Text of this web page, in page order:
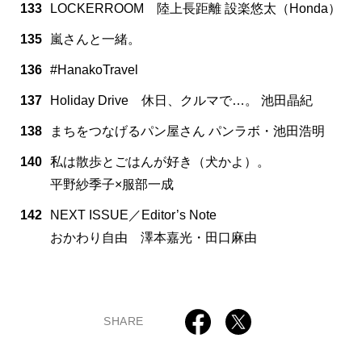
133 LOCKERROOM 陸上長距離 設楽悠太（Honda）
135 嵐さんと一緒。
136 #HanakoTravel
137 Holiday Drive 休日、クルマで…。 池田晶紀
138 まちをつなげるパン屋さん パンラボ・池田浩明
140 私は散歩とごはんが好き（犬かよ）。
平野紗季子×服部一成
142
NEXT ISSUE／Editor’s Note
おかわり自由 澤本嘉光・田口麻由
SHARE